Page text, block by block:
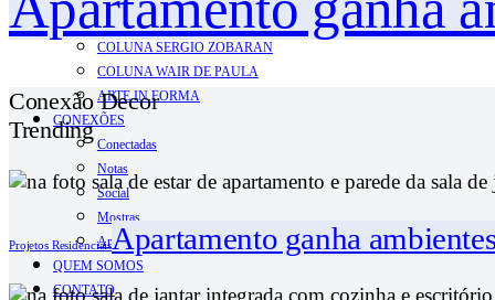
PERFIS CRIATIVOS POR LÚCIA GUROVITZ
COLUNA SERGIO ZOBARAN
COLUNA WAIR DE PAULA
ARTE.IN.FORMA
CONEXÕES
Conectadas
Notas
Social
Mostras
Arte
QUEM SOMOS
CONTATO
Conexão Decor
Trending
Projetos ResidenciaisApartamento ganha